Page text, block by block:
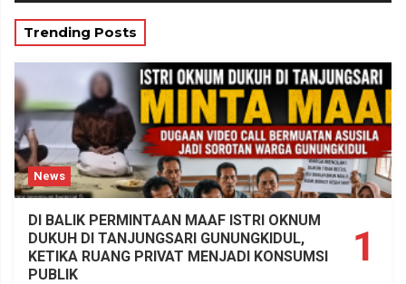
Trending Posts
News
1
DI BALIK PERMINTAAN MAAF ISTRI OKNUM
DUKUH DI TANJUNGSARI GUNUNGKIDUL,
KETIKA RUANG PRIVAT MENJADI KONSUMSI
PUBLIK